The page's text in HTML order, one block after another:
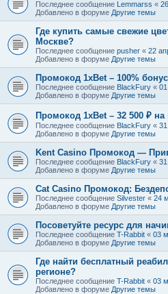
Последнее сообщение Lemmarss «
Добавлено в форуме Другие темы
Где купить самые свежие
Москве?
Последнее сообщение pusher « 22
Добавлено в форуме Другие темы
Промокод 1xBet – 100%
Последнее сообщение BlackFury «
Добавлено в форуме Другие темы
Промокод 1xBet – 32 500 ₽
Последнее сообщение BlackFury «
Добавлено в форуме Другие темы
Kent Casino Промокод —
Последнее сообщение BlackFury «
Добавлено в форуме Другие темы
Cat Casino Промокод:
Последнее сообщение Silvester « 24
Добавлено в форуме Другие темы
Посоветуйте ресурс для
Последнее сообщение T-Rabbit « 03
Добавлено в форуме Другие темы
Где найти бесплатный
регионе?
Последнее сообщение T-Rabbit « 03
Добавлено в форуме Другие темы